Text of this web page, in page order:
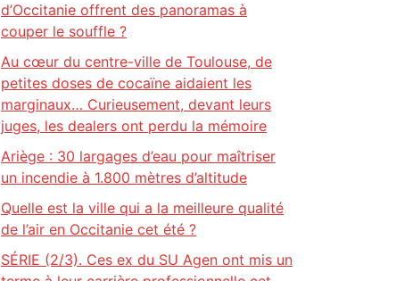
d’Occitanie offrent des panoramas à
couper le souffle ?
Au cœur du centre-ville de Toulouse, de
petites doses de cocaïne aidaient les
marginaux… Curieusement, devant leurs
juges, les dealers ont perdu la mémoire
Ariège : 30 largages d’eau pour maîtriser
un incendie à 1.800 mètres d’altitude
Quelle est la ville qui a la meilleure qualité
de l’air en Occitanie cet été ?
SÉRIE (2/3). Ces ex du SU Agen ont mis un